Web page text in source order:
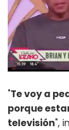
"Te voy a
porque
televisión",